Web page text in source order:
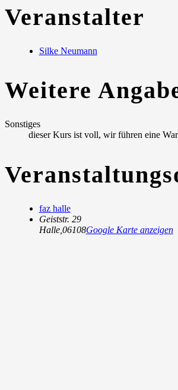
Veranstalter
Silke Neumann
Weitere
Sonstiges
dieser Kurs ist voll, wir führen eine
faz halle
Geiststr. 29
Halle, 06108Google Karte anzeigen